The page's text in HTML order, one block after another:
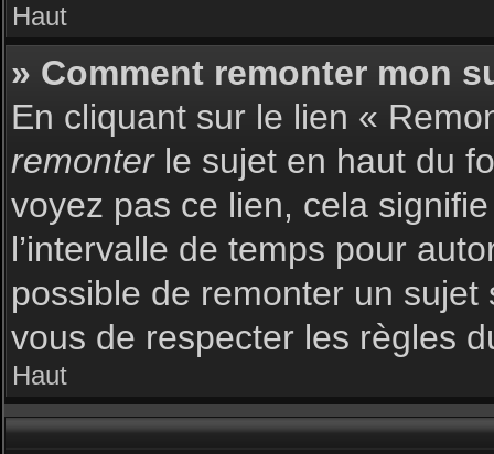
Haut
» Comment remonter mon
En cliquant sur le lien «
remonterle sujet en haut du
voyez pas ce lien, cela
l’intervalle de temps pour
possible de remonter un
vous de respecter les règles
Haut